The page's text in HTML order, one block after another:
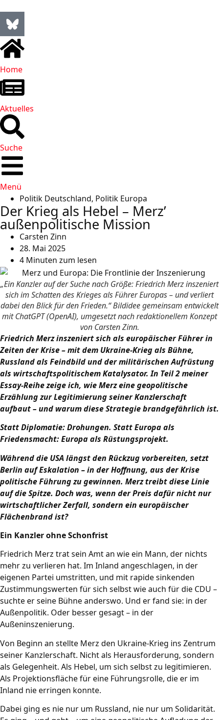
Home
Aktuelles
Suche
Menü
Politik Deutschland, Politik Europa
Der Krieg als Hebel – Merz’
außenpolitische Mission
Carsten Zinn
28. Mai 2025
4 Minuten zum lesen
„Ein Kanzler auf der Suche nach Größe: Friedrich Merz inszeniert
sich im Schatten des Krieges als Führer Europas – und verliert
dabei den Blick für den Frieden.“ Bildidee gemeinsam entwickelt
mit ChatGPT (OpenAI), umgesetzt nach redaktionellem Konzept
von Carsten Zinn.
Friedrich Merz inszeniert sich als europäischer Führer in
Zeiten der Krise – mit dem Ukraine-Krieg als Bühne,
Russland als Feindbild und der militärischen Aufrüstung
als wirtschaftspolitischem Katalysator. In Teil 2 meiner
Essay-Reihe zeige ich, wie Merz eine geopolitische
Erzählung zur Legitimierung seiner Kanzlerschaft
aufbaut – und warum diese Strategie brandgefährlich ist.
Statt Diplomatie: Drohungen. Statt Europa als
Friedensmacht: Europa als Rüstungsprojekt.
Während die USA längst den Rückzug vorbereiten, setzt
Berlin auf Eskalation – in der Hoffnung, aus der Krise
politische Führung zu gewinnen. Merz treibt diese Linie
auf die Spitze. Doch was, wenn der Preis dafür nicht nur
wirtschaftlicher Zerfall, sondern ein europäischer
Flächenbrand ist?
Ein Kanzler ohne Schonfrist
Friedrich Merz trat sein Amt an wie ein Mann, der nichts
mehr zu verlieren hat. Im Inland angeschlagen, in der
eigenen Partei umstritten, und mit rapide sinkenden
Zustimmungswerten für sich selbst wie auch für die CDU –
suchte er seine Bühne anderswo. Und er fand sie: in der
Außenpolitik. Oder besser gesagt – in der
Außeninszenierung.
Von Beginn an stellte Merz den Ukraine-Krieg ins Zentrum
seiner Kanzlerschaft. Nicht als Herausforderung, sondern
als Gelegenheit. Als Hebel, um sich selbst zu legitimieren.
Als Projektionsfläche für eine Führungsrolle, die er im
Inland nie erringen konnte.
Dabei ging es nie nur um Russland, nie nur um Solidarität.